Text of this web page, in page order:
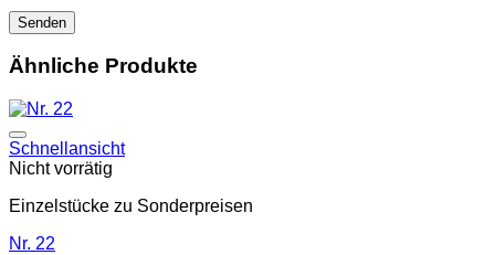
Ähnliche Produkte
Schnellansicht
Nicht vorrätig
Einzelstücke zu Sonderpreisen
Nr. 22